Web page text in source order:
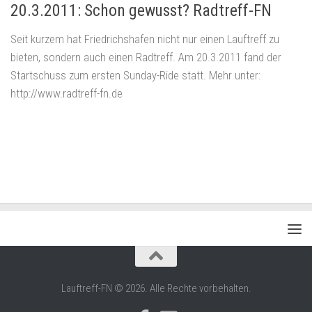
20.3.2011: Schon gewusst? Radtreff-FN
Seit kurzem hat Friedrichshafen nicht nur einen Lauftreff zu
bieten, sondern auch einen Radtreff. Am 20.3.2011 fand der
Startschuss zum ersten Sunday-Ride statt. Mehr unter:
http://www.radtreff-fn.de
Lauftreff-FN © 2026. Alle Rechte vorbehalten.